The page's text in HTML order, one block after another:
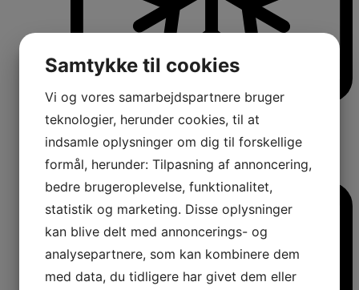
Køle-/fryseskabe
Fritstående køle-/fryseskabe
Integrerbare køle-/fryseskabe
Køleskabe med fryseboks
Amerikanerkøleskabe
Samtykke til cookies
Vi og vores samarbejdspartnere bruger
teknologier, herunder cookies, til at
indsamle oplysninger om dig til forskellige
formål, herunder: Tilpasning af annoncering,
bedre brugeroplevelse, funktionalitet,
statistik og marketing. Disse oplysninger
kan blive delt med annoncerings- og
analysepartnere, som kan kombinere dem
med data, du tidligere har givet dem eller